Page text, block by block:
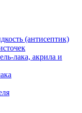
(антисептик)
лака, акрила и